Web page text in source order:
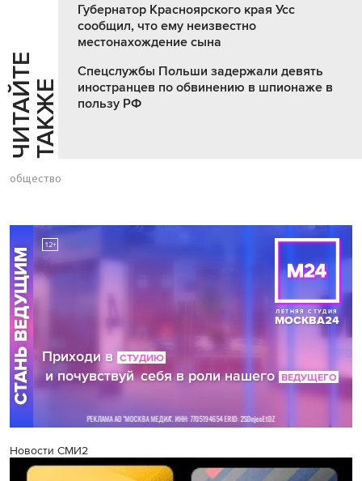
Ч
И
Т
АЙ
Т
Е
Т
А
К
ЖЕ
Губернатор Красноярского края Усс
сообщил, что ему неизвестно
местонахождение сына
Спецслужбы Польши задержали девять
иностранцев по обвинению в шпионаже в
пользу РФ
общество
Новости СМИ2